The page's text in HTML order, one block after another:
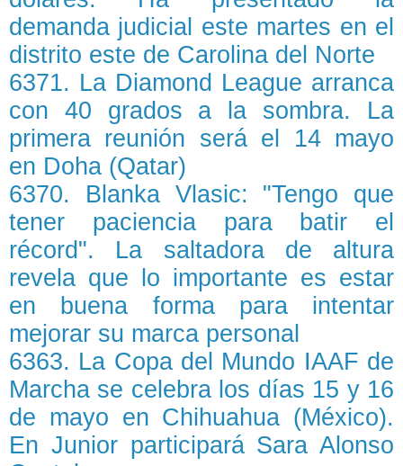
demanda judicial este martes en el
distrito este de Carolina del Norte
6371. La Diamond League arranca
con 40 grados a la sombra. La
primera reunión será el 14 mayo
en Doha (Qatar)
6370. Blanka Vlasic: "Tengo que
tener paciencia para batir el
récord". La saltadora de altura
revela que lo importante es estar
en buena forma para intentar
mejorar su marca personal
6363. La Copa del Mundo IAAF de
Marcha se celebra los días 15 y 16
de mayo en Chihuahua (México).
En Junior participará Sara Alonso